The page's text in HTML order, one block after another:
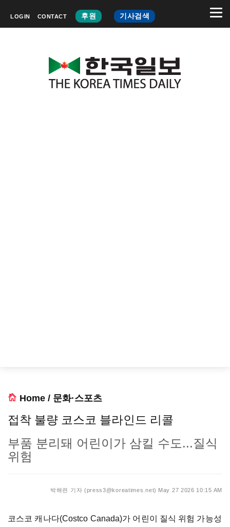
LOGIN CONTACT 후원 기사검색
Home / 문화·스포츠
접착 불량 코스코 블라인드 리콜
부품 분리돼 어린이가 삼킬 수도...질식
위험
박해련 기자 (press3@koreatimes.net) May 27 2026 10:15 AM
코스코 캐나다(Costco Canada)가 어린이 질식 위험 가능성